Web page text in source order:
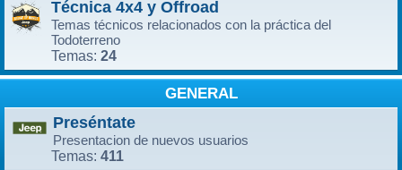
Técnica 4x4 y Offroad
Temas técnicos relacionados con la práctica del
Todoterreno
Temas: 24
GENERAL
Preséntate
Presentacion de nuevos usuarios
Temas: 411